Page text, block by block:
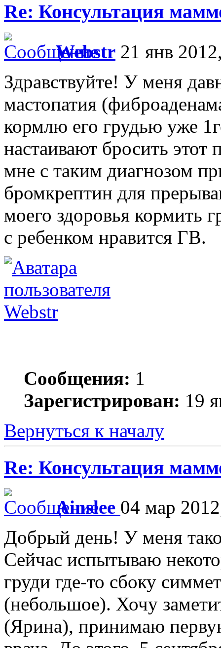
Re: Консультация
Webstr 21 янв
Здравствуйте! У меня
мастопатия
кормлю его грудью уже
настаивают бросить
мне с таким диагнозом
бромкрептин для
моего здоровья кормить
с ребенком нравится ГВ.
Webstr
Сообщения: 1
Зарегистрирован: 19
Вернуться к началу
Re: Консультация
Ainslee 04 мар
Добрый день! У меня
Сейчас испытываю
груди где-то сбоку
(небольшое). Хочу
(Ярина), принимаю